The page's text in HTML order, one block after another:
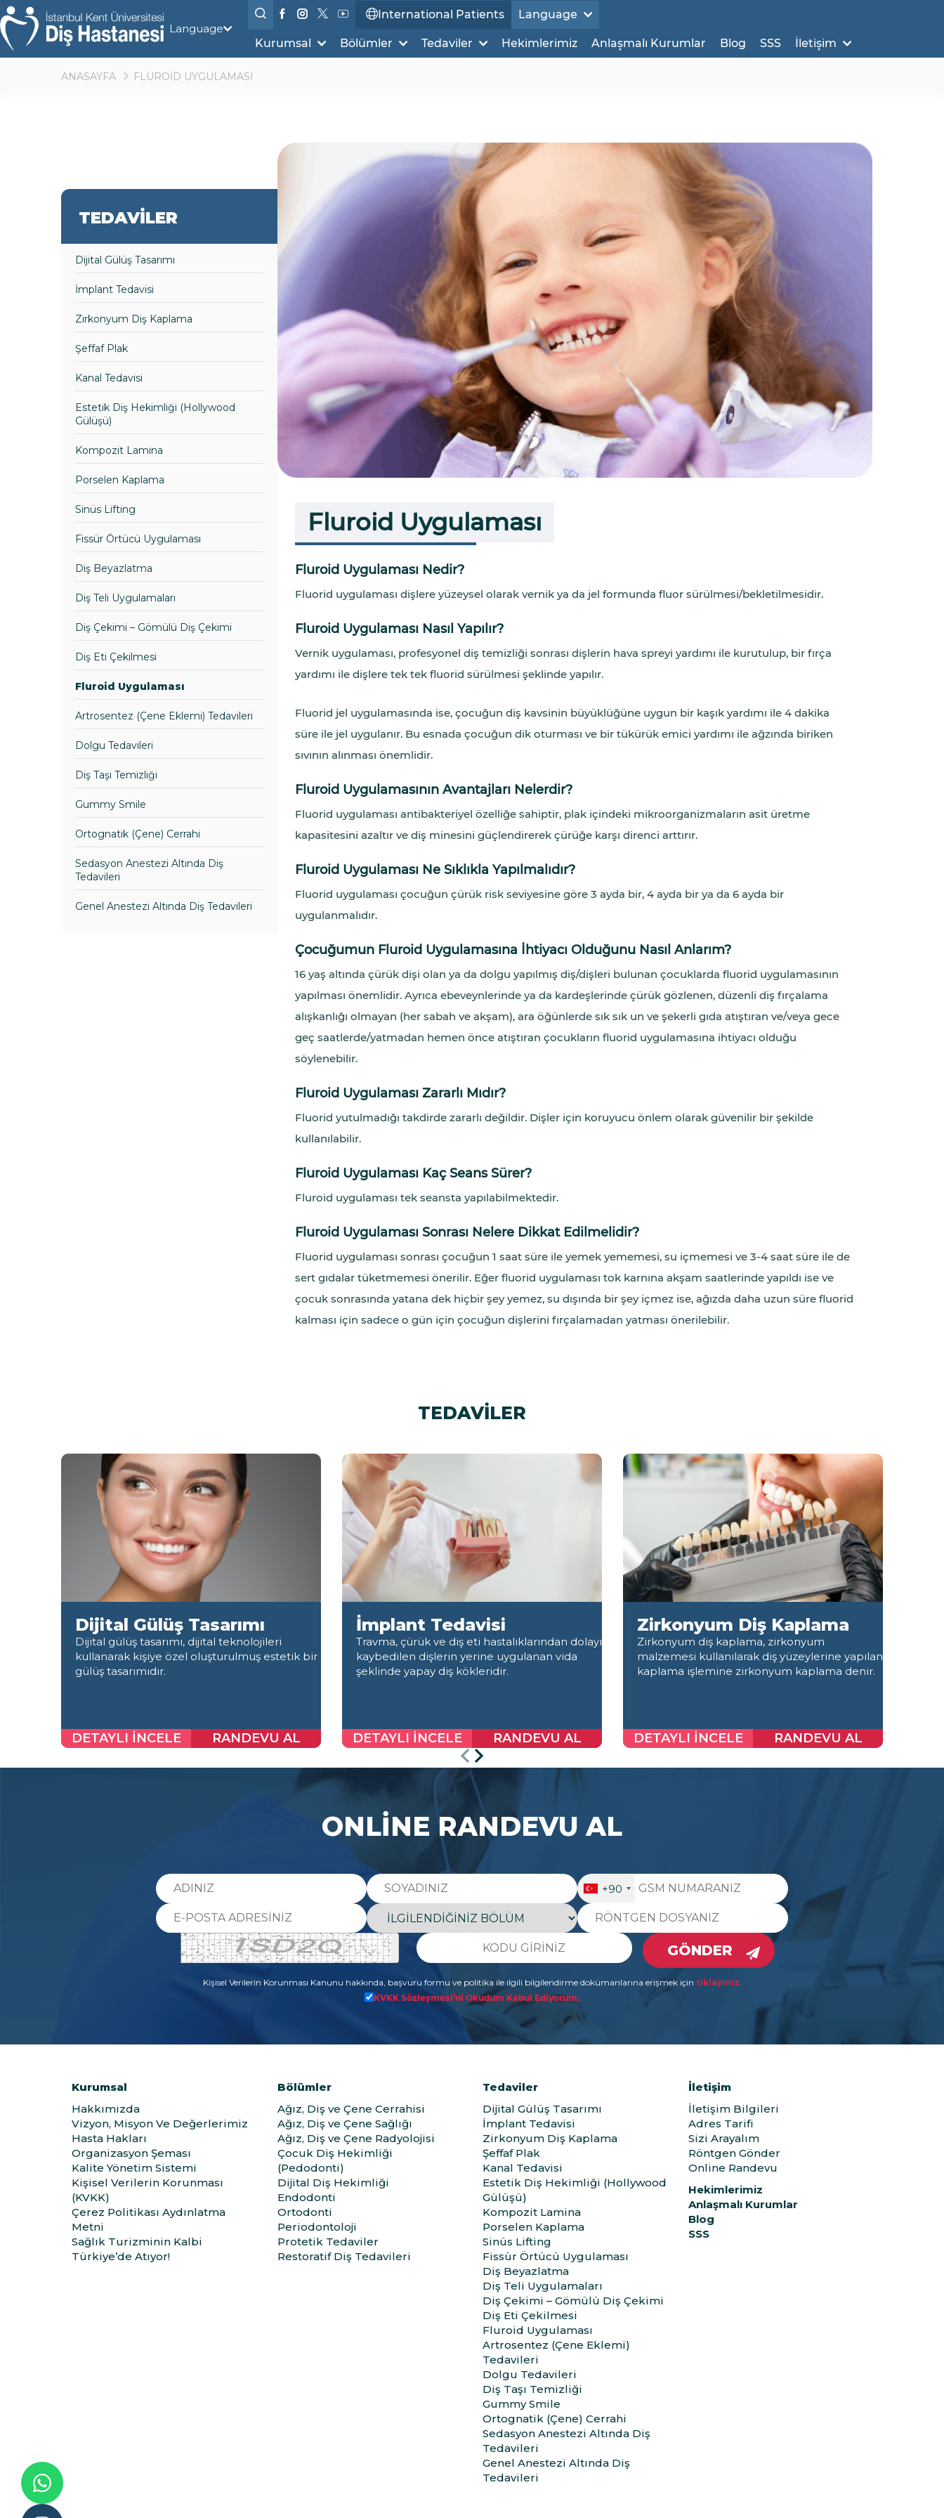
Language
International Patients Language
Kurumsal Bölümler Tedaviler Hekimlerimiz Anlaşmalı Kurumlar Blog SSS İletişim
ANASAYFA FLUROİD UYGULAMASI
TEDAVİLER
Dijital Gülüş Tasarımı
İmplant Tedavisi
Zirkonyum Diş Kaplama
Şeffaf Plak
Kanal Tedavisi
Estetik Diş Hekimliği (Hollywood
Gülüşü)
Kompozit Lamina
Porselen Kaplama
Sinüs Lifting
Fissür Örtücü Uygulaması
Diş Beyazlatma
Diş Teli Uygulamaları
Diş Çekimi – Gömülü Diş Çekimi
Diş Eti Çekilmesi
Fluroid Uygulaması
Artrosentez (Çene Eklemi) Tedavileri
Dolgu Tedavileri
Diş Taşı Temizliği
Gummy Smile
Ortognatik (Çene) Cerrahi
Sedasyon Anestezi Altında Diş
Tedavileri
Genel Anestezi Altında Diş Tedavileri
Fluroid Uygulaması
Fluroid Uygulaması Nedir?
Fluorid uygulaması dişlere yüzeysel olarak vernik ya da jel formunda fluor sürülmesi/bekletilmesidir.
Fluroid Uygulaması Nasıl Yapılır?
Vernik uygulaması, profesyonel diş temizliği sonrası dişlerin hava spreyi yardımı ile kurutulup, bir fırça
yardımı ile dişlere tek tek fluorid sürülmesi şeklinde yapılır.
Fluorid jel uygulamasında ise, çocuğun diş kavsinin büyüklüğüne uygun bir kaşık yardımı ile 4 dakika
süre ile jel uygulanır. Bu esnada çocuğun dik oturması ve bir tükürük emici yardımı ile ağzında biriken
sıvının alınması önemlidir.
Fluroid Uygulamasının Avantajları Nelerdir?
Fluorid uygulaması antibakteriyel özelliğe sahiptir, plak içindeki mikroorganizmaların asit üretme
kapasitesini azaltır ve diş minesini güçlendirerek çürüğe karşı direnci arttırır.
Fluroid Uygulaması Ne Sıklıkla Yapılmalıdır?
Fluorid uygulaması çocuğun çürük risk seviyesine göre 3 ayda bir, 4 ayda bir ya da 6 ayda bir
uygulanmalıdır.
Çocuğumun Fluroid Uygulamasına İhtiyacı Olduğunu Nasıl Anlarım?
16 yaş altında çürük dişi olan ya da dolgu yapılmış diş/dişleri bulunan çocuklarda fluorid uygulamasının
yapılması önemlidir. Ayrıca ebeveynlerinde ya da kardeşlerinde çürük gözlenen, düzenli diş fırçalama
alışkanlığı olmayan (her sabah ve akşam), ara öğünlerde sık sık un ve şekerli gıda atıştıran ve/veya gece
geç saatlerde/yatmadan hemen önce atıştıran çocukların fluorid uygulamasına ihtiyacı olduğu
söylenebilir.
Fluroid Uygulaması Zararlı Mıdır?
Fluorid yutulmadığı takdirde zararlı değildir. Dişler için koruyucu önlem olarak güvenilir bir şekilde
kullanılabilir.
Fluroid Uygulaması Kaç Seans Sürer?
Fluroid uygulaması tek seansta yapılabilmektedir.
Fluroid Uygulaması Sonrası Nelere Dikkat Edilmelidir?
Fluorid uygulaması sonrası çocuğun 1 saat süre ile yemek yememesi, su içmemesi ve 3-4 saat süre ile de
sert gıdalar tüketmemesi önerilir. Eğer fluorid uygulaması tok karnına akşam saatlerinde yapıldı ise ve
çocuk sonrasında yatana dek hiçbir şey yemez, su dışında bir şey içmez ise, ağızda daha uzun süre fluorid
kalması için sadece o gün için çocuğun dişlerini fırçalamadan yatması önerilebilir.
TEDAVİLER
Dijital Gülüş Tasarımı
Dijital gülüş tasarımı, dijital teknolojileri
kullanarak kişiye özel oluşturulmuş estetik bir
gülüş tasarımıdır.
DETAYLI İNCELE RANDEVU AL
İmplant Tedavisi
Travma, çürük ve diş eti hastalıklarından dolayı
kaybedilen dişlerin yerine uygulanan vida
şeklinde yapay diş kökleridir.
DETAYLI İNCELE RANDEVU AL
Zirkonyum Diş Kaplama
Zirkonyum diş kaplama, zirkonyum
malzemesi kullanılarak diş yüzeylerine yapılan
kaplama işlemine zirkonyum kaplama denir.
DETAYLI İNCELE RANDEVU AL
ONLİNE RANDEVU AL
+90
GÖNDER
Kişisel Verilerin Korunması Kanunu hakkında, başvuru formu ve politika ile ilgili bilgilendirme dokümanlarına erişmek için tıklayınız.
KVKK Sözleşmesi’ni Okudum Kabul Ediyorum.
Kurumsal
Hakkımızda
Vizyon, Misyon Ve Değerlerimiz
Hasta Hakları
Organizasyon Şeması
Kalite Yönetim Sistemi
Kişisel Verilerin Korunması
(KVKK)
Çerez Politikası Aydınlatma
Metni
Sağlık Turizminin Kalbi
Türkiye’de Atıyor!
Bölümler
Ağız, Diş ve Çene Cerrahisi
Ağız, Diş ve Çene Sağlığı
Ağız, Diş ve Çene Radyolojisi
Çocuk Diş Hekimliği
(Pedodonti)
Dijital Diş Hekimliği
Endodonti
Ortodonti
Periodontoloji
Protetik Tedaviler
Restoratif Diş Tedavileri
Tedaviler
Dijital Gülüş Tasarımı
İmplant Tedavisi
Zirkonyum Diş Kaplama
Şeffaf Plak
Kanal Tedavisi
Estetik Diş Hekimliği (Hollywood
Gülüşü)
Kompozit Lamina
Porselen Kaplama
Sinüs Lifting
Fissür Örtücü Uygulaması
Diş Beyazlatma
Diş Teli Uygulamaları
Diş Çekimi – Gömülü Diş Çekimi
Diş Eti Çekilmesi
Fluroid Uygulaması
Artrosentez (Çene Eklemi)
Tedavileri
Dolgu Tedavileri
Diş Taşı Temizliği
Gummy Smile
Ortognatik (Çene) Cerrahi
Sedasyon Anestezi Altında Diş
Tedavileri
Genel Anestezi Altında Diş
Tedavileri
İletişim
İletişim Bilgileri
Adres Tarifi
Sizi Arayalım
Röntgen Gönder
Online Randevu
Hekimlerimiz
Anlaşmalı Kurumlar
Blog
SSS